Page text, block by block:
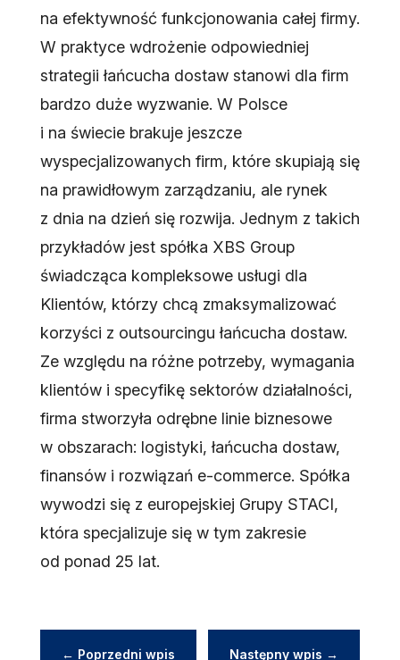
na efektywność funkcjonowania całej firmy.
W praktyce wdrożenie odpowiedniej
strategii łańcucha dostaw stanowi dla firm
bardzo duże wyzwanie. W Polsce
i na świecie brakuje jeszcze
wyspecjalizowanych firm, które skupiają się
na prawidłowym zarządzaniu, ale rynek
z dnia na dzień się rozwija. Jednym z takich
przykładów jest spółka XBS Group
świadcząca kompleksowe usługi dla
Klientów, którzy chcą zmaksymalizować
korzyści z outsourcingu łańcucha dostaw.
Ze względu na różne potrzeby, wymagania
klientów i specyfikę sektorów działalności,
firma stworzyła odrębne linie biznesowe
w obszarach: logistyki, łańcucha dostaw,
finansów i rozwiązań e-commerce. Spółka
wywodzi się z europejskiej Grupy STACI,
która specjalizuje się w tym zakresie
od ponad 25 lat.
← Poprzedni wpis Następny wpis →